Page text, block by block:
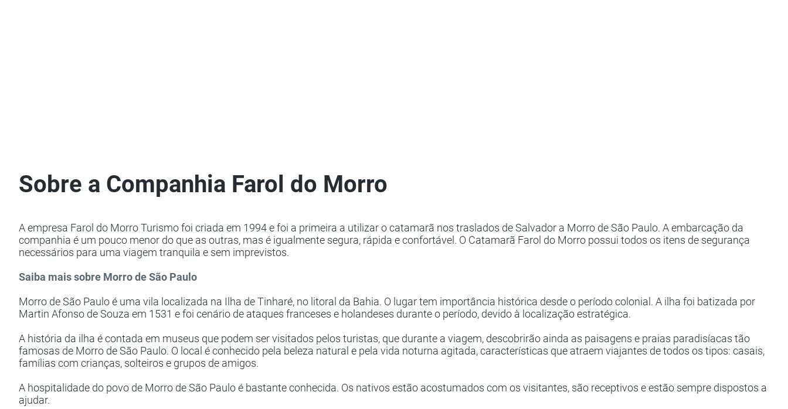
Sobre a Companhia Farol do Morro
A empresa Farol do Morro Turismo foi criada em 1994 e foi a primeira a utilizar o catamarã nos traslados de Salvador a Morro de São Paulo. A embarcação da
companhia é um pouco menor do que as outras, mas é igualmente segura, rápida e confortável. O Catamarã Farol do Morro possui todos os itens de segurança
necessários para uma viagem tranquila e sem imprevistos.
Saiba mais sobre Morro de São Paulo
Morro de São Pauloé uma vila localizada na Ilha de Tinharé, no litoral da Bahia. O lugar tem importância histórica desde o período colonial. A ilha foi batizada por
Martin Afonso de Souza em 1531 e foi cenário de ataques franceses e holandeses durante o período, devido à localização estratégica.
A história da ilha é contada em museus que podem ser visitados pelos turistas, que durante a viagem, descobrirão ainda as paisagens e praias paradisíacas tão
famosas de Morro de São Paulo. O local é conhecido pela beleza natural e pela vida noturna agitada, características que atraem viajantes de todos os tipos: casais,
famílias com crianças, solteiros e grupos de amigos.​
A hospitalidade do povo de Morro de São Paulo é bastante conhecida. Os nativos estão acostumados com os visitantes, são receptivos e estão sempre dispostos a
ajudar.